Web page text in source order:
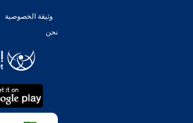
وثيقة الخصوصية
نحن